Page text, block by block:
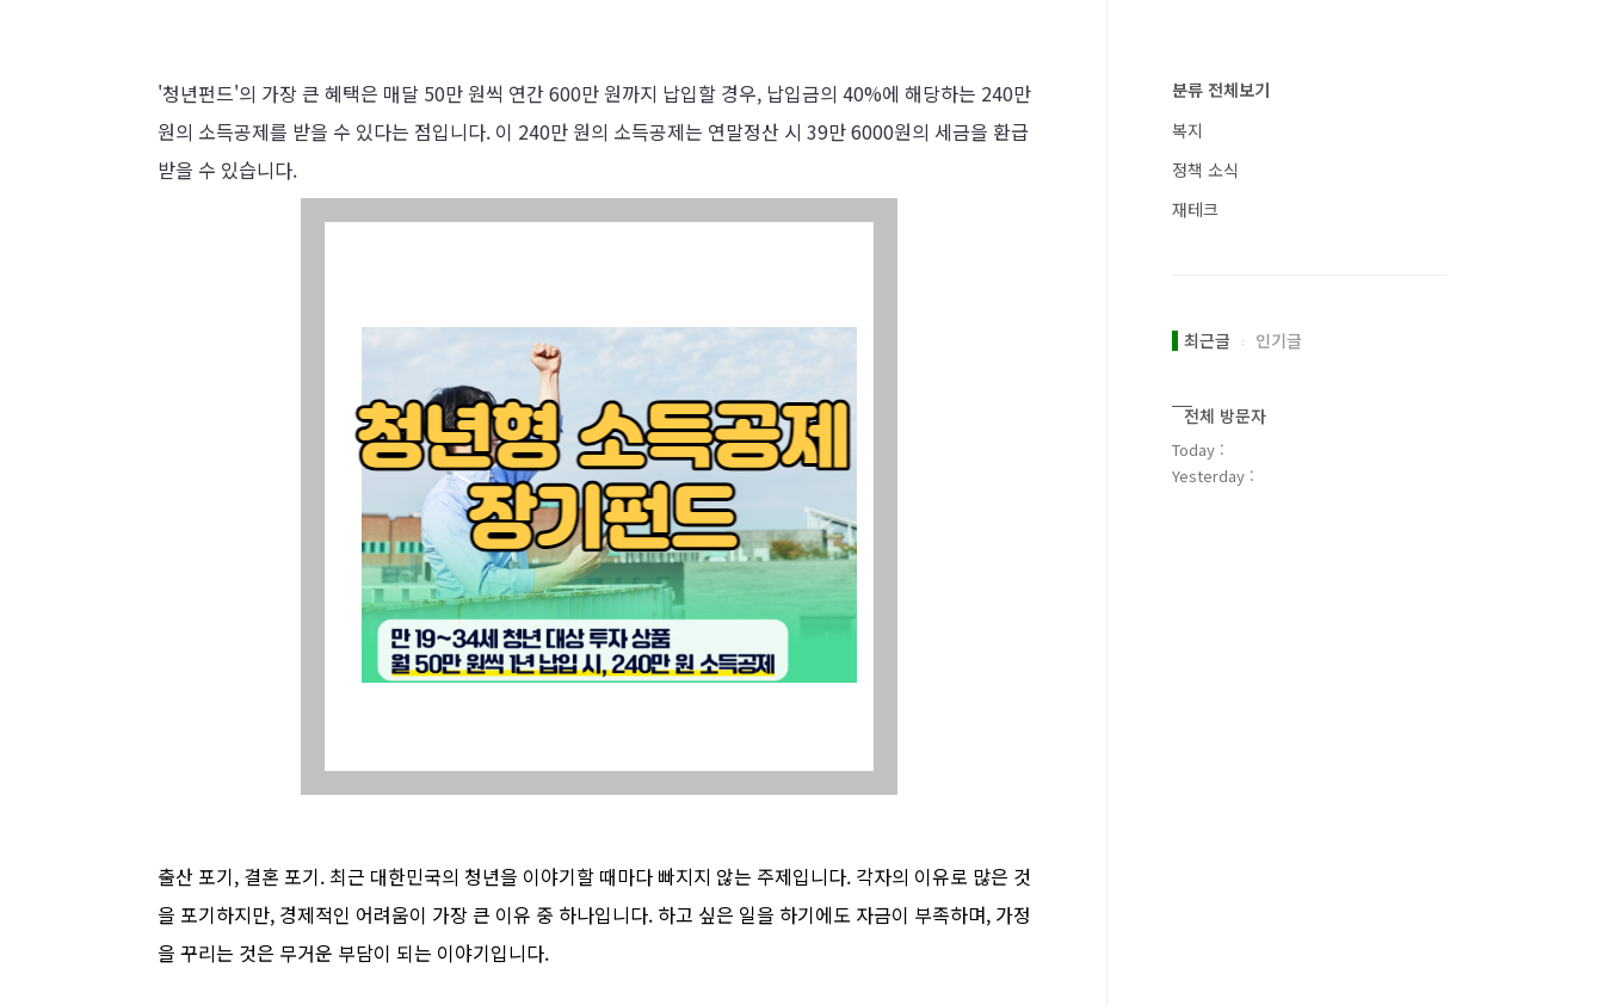
'청년펀드'의 가장 큰 혜택은 매달 50만 원씩 연간 600만 원까지 납입할 경우, 납입금의 40%에 해당하는 240만
원의 소득공제를 받을 수 있다는 점입니다. 이 240만 원의 소득공제는 연말정산 시 39만 6000원의 세금을 환급
받을 수 있습니다.
출산 포기, 결혼 포기. 최근 대한민국의 청년을 이야기할 때마다 빠지지 않는 주제입니다. 각자의 이유로 많은 것
을 포기하지만, 경제적인 어려움이 가장 큰 이유 중 하나입니다. 하고 싶은 일을 하기에도 자금이 부족하며, 가정
을 꾸리는 것은 무거운 부담이 되는 이야기입니다.
분류 전체보기
복지
정책 소식
재테크
최근글 인기글
전체 방문자
Today :
Yesterday :